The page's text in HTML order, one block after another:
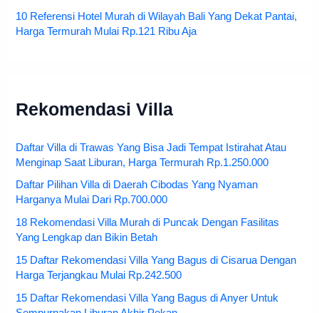
10 Referensi Hotel Murah di Wilayah Bali Yang Dekat Pantai,
Harga Termurah Mulai Rp.121 Ribu Aja
Rekomendasi Villa
Daftar Villa di Trawas Yang Bisa Jadi Tempat Istirahat Atau
Menginap Saat Liburan, Harga Termurah Rp.1.250.000
Daftar Pilihan Villa di Daerah Cibodas Yang Nyaman
Harganya Mulai Dari Rp.700.000
18 Rekomendasi Villa Murah di Puncak Dengan Fasilitas
Yang Lengkap dan Bikin Betah
15 Daftar Rekomendasi Villa Yang Bagus di Cisarua Dengan
Harga Terjangkau Mulai Rp.242.500
15 Daftar Rekomendasi Villa Yang Bagus di Anyer Untuk